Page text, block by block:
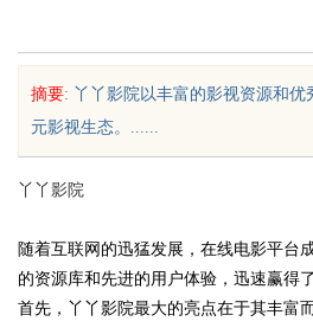
摘要: 丫丫影院以丰富的影视资源和
元影视生态。......
丫丫影院
随着互联网的迅猛发展，在线电影平台
的资源库和先进的用户体验，迅速赢得
首先，丫丫影院最大的亮点在于其丰富
网：海量影视资源